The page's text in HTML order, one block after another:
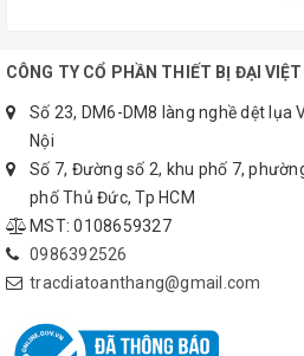
CÔNG TY CỔ PHẦN THIẾT BỊ ĐẠI VIỆT
Số 23, DM6-DM8 làng nghề dệt lụa
Nội
Số 7, Đường số 2, khu phố 7,
phố Thủ Đức, Tp HCM
MST: 0108659327
0986392526
tracdiatoanthang@gmail.com